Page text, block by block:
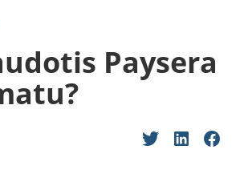
Paysera